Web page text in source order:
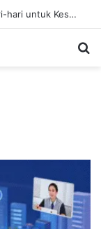
Mengatasi Dampak Pikiran Negatif Sehari-hari untuk Kesehatan Mental yang Lebih Baik